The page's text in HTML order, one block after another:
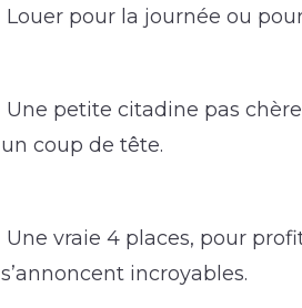
Louer pour la journée ou
Une petite citadine pas chère
un coup de tête.
Une vraie 4 places, pour
s’annoncent incroyables.